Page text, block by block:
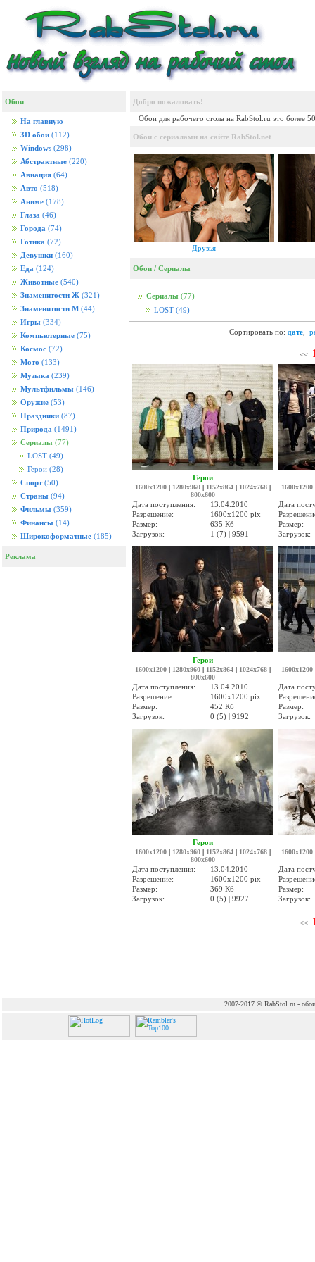
Обои
На главную
3D обои (112)
Windows (298)
Абстрактные (220)
Авиация (64)
Авто (518)
Аниме (178)
Глаза (46)
Города (74)
Готика (72)
Девушки (160)
Еда (124)
Животные (540)
Знаменитости Ж (321)
Знаменитости М (44)
Игры (334)
Компьютерные (75)
Космос (72)
Мото (133)
Музыка (239)
Мультфильмы (146)
Оружие (53)
Праздники (87)
Природа (1491)
Сериалы (77)
LOST (49)
Герои (28)
Спорт (50)
Страны (94)
Фильмы (359)
Финансы (14)
Широкоформатные (185)
Реклама
Добро пожаловать!
Обои для рабочего стола на RabStol.ru это более
Обои с сериалами на сайте RabStol.net
Друзья
Обои / Сериалы
Сериалы (77)
LOST (49)
Сортировать по: дате
<<
Герои
1600x1200| 1280x960| 1152x864| 1024x768|
800x600
Дата поступления:
13.04.2010
Разрешение:
1600x1200 pix
Размер:
635 Кб
Загрузок:
1 (7) | 9591
1600x1200
Дата
Размер:
Загрузок:
Герои
1600x1200| 1280x960| 1152x864| 1024x768|
800x600
Дата поступления:
13.04.2010
Разрешение:
1600x1200 pix
Размер:
452 Кб
Загрузок:
0 (5) | 9192
1600x1200
Дата
Размер:
Загрузок:
Герои
1600x1200| 1280x960| 1152x864| 1024x768|
800x600
Дата поступления:
13.04.2010
Разрешение:
1600x1200 pix
Размер:
369 Кб
Загрузок:
0 (5) | 9927
1600x1200
Дата
Размер:
Загрузок:
<<
2007-2017 © RabStol.ru - обои